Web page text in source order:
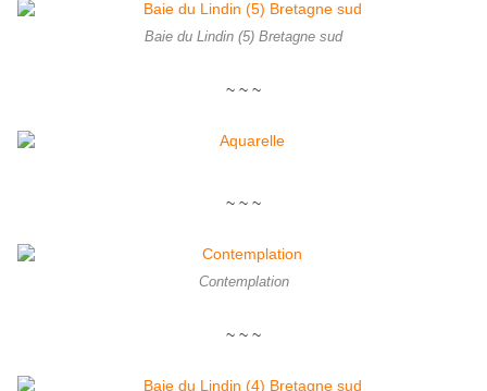
Baie du Lindin (5) Bretagne sud
~ ~ ~
~ ~ ~
Contemplation
~ ~ ~